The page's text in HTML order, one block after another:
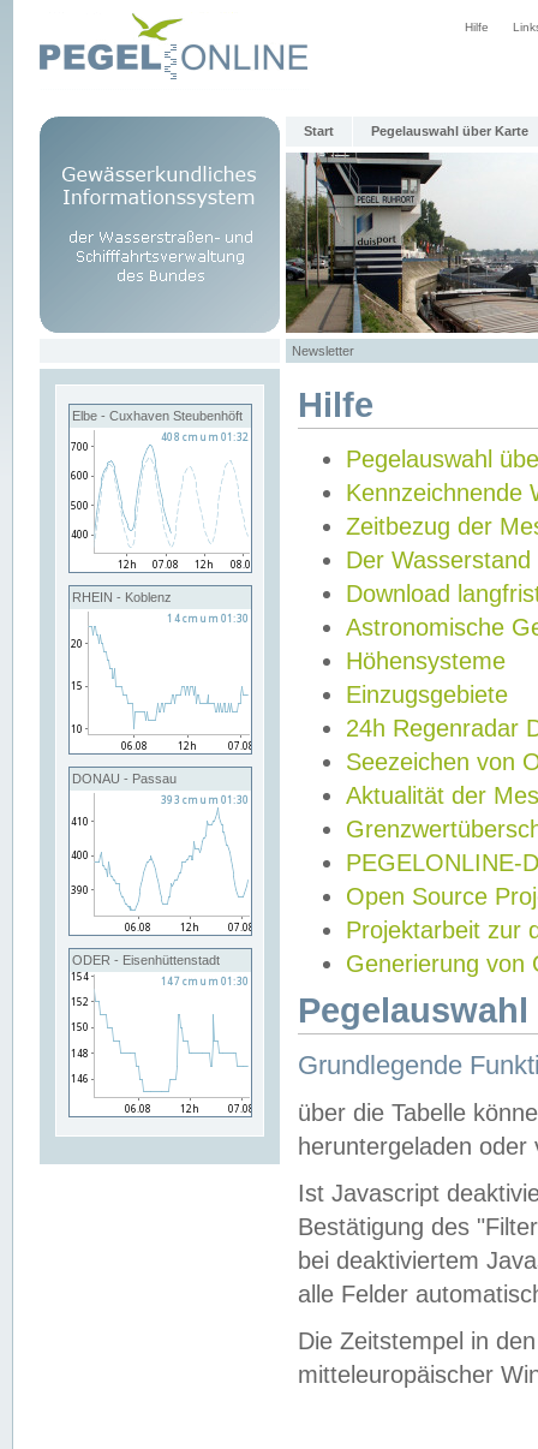
Hilfe
Start Pegelauswahl über Karte
Newsletter
Elbe - Cuxhaven Steubenhöft
RHEIN - Koblenz
DONAU - Passau
ODER - Eisenhüttenstadt
Hilfe
Pegelauswahl
Kennzeichnende
Zeitbezug der
Der Wasserstand
Download
Astronomische
Höhensysteme
Einzugsgebiete
24h Regenradar
Seezeichen von
Aktualität der
PEGELONLINE-
Open Source
Projektarbeit zur
Generierung von
Grundlegende
über die Tabelle
heruntergeladen oder
Ist Javascript
Bestätigung des
bei deaktiviertem
alle Felder
Die Zeitstempel in
mitteleuropäischer